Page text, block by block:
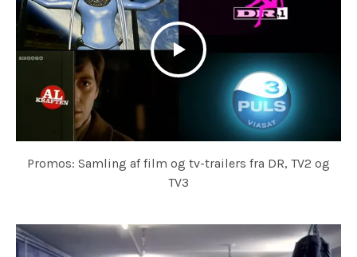
Promos: Samling af film og tv-trailers fra DR, TV2 og
TV3